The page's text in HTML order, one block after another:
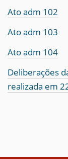
Ato adm 102
Ato adm 103
Ato adm 104
Deliberações
realizada em